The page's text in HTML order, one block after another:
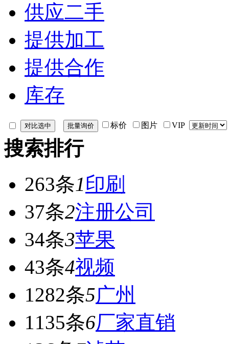
供应二手
提供加工
提供合作
库存
标价 图片 VIP
搜索排行
263条1印刷
37条2注册公司
34条3苹果
43条4视频
1282条5广州
1135条6厂家直销